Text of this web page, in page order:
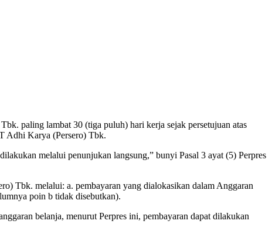
paling lambat 30 (tiga puluh) hari kerja sejak persetujuan atas
Adhi Karya (Persero) Tbk.
melalui penunjukan langsung,” bunyi Pasal 3 ayat (5) Perpres
Tbk. melalui: a. pembayaran yang dialokasikan dalam Anggaran
poin b tidak disebutkan).
belanja, menurut Perpres ini, pembayaran dapat dilakukan